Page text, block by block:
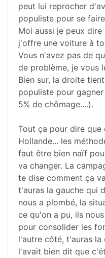
peut lui reprocher
populiste pour se
Moi aussi je peux dire
j'offre une voiture à
Vous n'avez pas de
de problème, je vous
Bien sur, la droite
populiste pour
5% de chômage....).
Tout ça pour dire que
Hollande... les
faut être bien naïf
va changer. La
te dise comment ça
t'auras la gauche qui
nous a plombé, la
ce qu'on a pu, ils
pour consolider les
l'autre côté, t'auras
l'avait bien dit que